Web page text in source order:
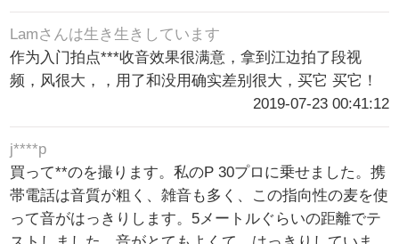
Lamさんは生き生きしています
作为入门拍点***收音效果很满意，拿到江边拍了段视
频，风很大，，用了和没用确实差别很大，买它 买它！
2019-07-23 00:41:12
j****p
買って**のを撮ります。私のP 30プロに乗せました。携
帯電話は音質が粗く、雑音も多く、この指向性の麦を使
って音がはっきりします。5メートルぐらいの距離でテ